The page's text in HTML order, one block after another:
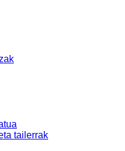
tailerrak